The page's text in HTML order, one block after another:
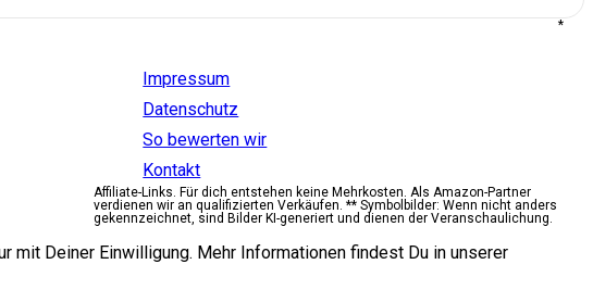
Impressum
Datenschutz
So bewerten wir
Kontakt
*
Affiliate-Links. Für dich entstehen keine Mehrkosten. Als Amazon-Partner
verdienen wir an qualifizierten Verkäufen. ** Symbolbilder: Wenn nicht anders
gekennzeichnet, sind Bilder KI-generiert und dienen der Veranschaulichung.
Deiner Einwilligung. Mehr Informationen findest Du in unserer